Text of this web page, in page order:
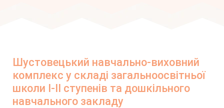
Шустовецький навчально-виховний
комплекс у складі загальноосвітньої
школи І-ІІ ступенів та дошкільного
навчального закладу